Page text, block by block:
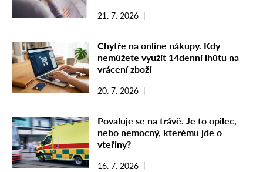
21. 7. 2026
Chytře na online nákupy. Kdy
nemůžete využít 14denní lhůtu na
vrácení zboží
20. 7. 2026
Povaluje se na trávě. Je to opilec,
nebo nemocný, kterému jde o
vteřiny?
16. 7. 2026